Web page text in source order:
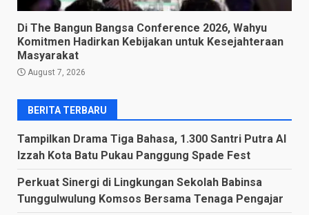
Di The Bangun Bangsa Conference 2026, Wahyu
Komitmen Hadirkan Kebijakan untuk Kesejahteraan
Masyarakat
August 7, 2026
BERITA TERBARU
Tampilkan Drama Tiga Bahasa, 1.300 Santri Putra Al
Izzah Kota Batu Pukau Panggung Spade Fest
Perkuat Sinergi di Lingkungan Sekolah Babinsa
Tunggulwulung Komsos Bersama Tenaga Pengajar